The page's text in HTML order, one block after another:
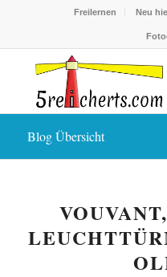
Freilernen Neu
Blog Übersicht